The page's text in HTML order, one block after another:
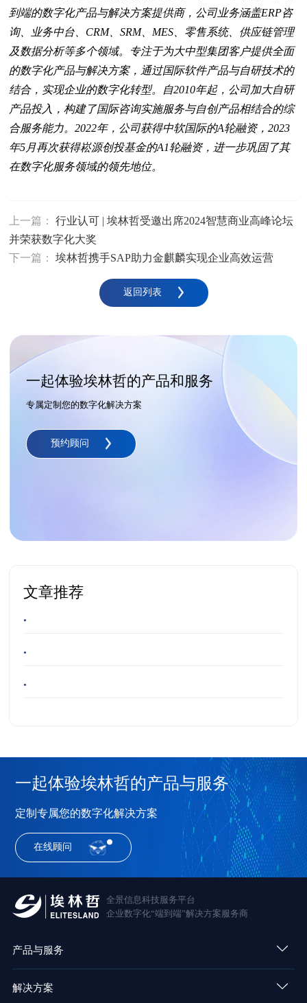
到端的数字化产品与解决方案提供商，公司业务涵盖ERP咨
询、业务中台、CRM、SRM、MES、零售系统、供应链管理
及数据分析等多个领域。专注于为大中型集团客户提供全面
的数字化产品与解决方案，通过国际软件产品与自研技术的
结合，实现企业的数字化转型。自2010年起，公司加大自研
产品投入，构建了国际咨询实施服务与自创产品相结合的综
合服务能力。2022年，公司获得中软国际的A轮融资，2023
年5月再次获得崧源创投基金的A1轮融资，进一步巩固了其
在数字化服务领域的领先地位。
上一篇： 行业认可 | 埃林哲受邀出席2024智慧商业高峰论坛
并荣获数字化大奖
下一篇： 埃林哲携手SAP助力金麒麟实现企业高效运营
返回列表
一起体验埃林哲的产品和服务
专属定制您的数字化解决方案
预约顾问
文章推荐
•
•
•
一起体验埃林哲的产品与服务
定制专属您的数字化解决方案
在线顾问
全景信息科技服务平台
企业数字化“端到端”解决方案服务商
产品与服务
解决方案